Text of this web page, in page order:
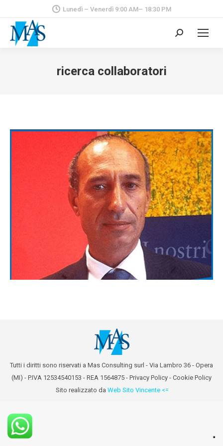
Lunedì – Venerdì 9:00 AM– 18:30 PM
Cerca:
ricerca collaboratori
Tutti i diritti sono riservati a Mas Consulting surl - Via Lambro 36 - Opera
(MI) - P.IVA 12534540153 - REA 1564875 - Privacy Policy - Cookie Policy
Sito realizzato da Web Sito Vincente <=